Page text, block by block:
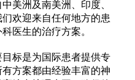
美洲及南美洲、印度、
欢迎来自任何地方的患
医生的治疗方案。
标是为国际患者提供专
方案都由经验丰富的神